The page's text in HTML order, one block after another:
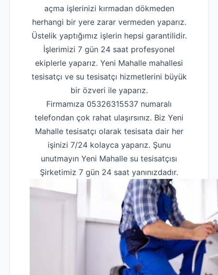
açma işlerinizi kırmadan dökmeden
herhangi bir yere zarar vermeden yaparız.
Üstelik yaptığımız işlerin hepsi garantilidir.
İşlerimizi 7 gün 24 saat profesyonel
ekiplerle yaparız. Yeni Mahalle mahallesi
tesisatçı ve su tesisatçı hizmetlerini büyük
bir özveri ile yaparız.
Firmamıza 05326315537 numaralı
telefondan çok rahat ulaşırsınız. Biz Yeni
Mahalle tesisatçı olarak tesisata dair her
işinizi 7/24 kolayca yaparız. Şunu
unutmayın Yeni Mahalle su tesisatçısı
Şirketimiz 7 gün 24 saat yanınızdadır.